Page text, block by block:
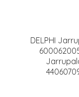
DELPHI